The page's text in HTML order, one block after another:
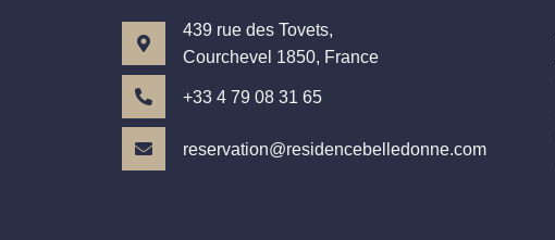
439 rue des Tovets,
Courchevel 1850, France
+33 4 79 08 31 65
reservation@residencebelledonne.com